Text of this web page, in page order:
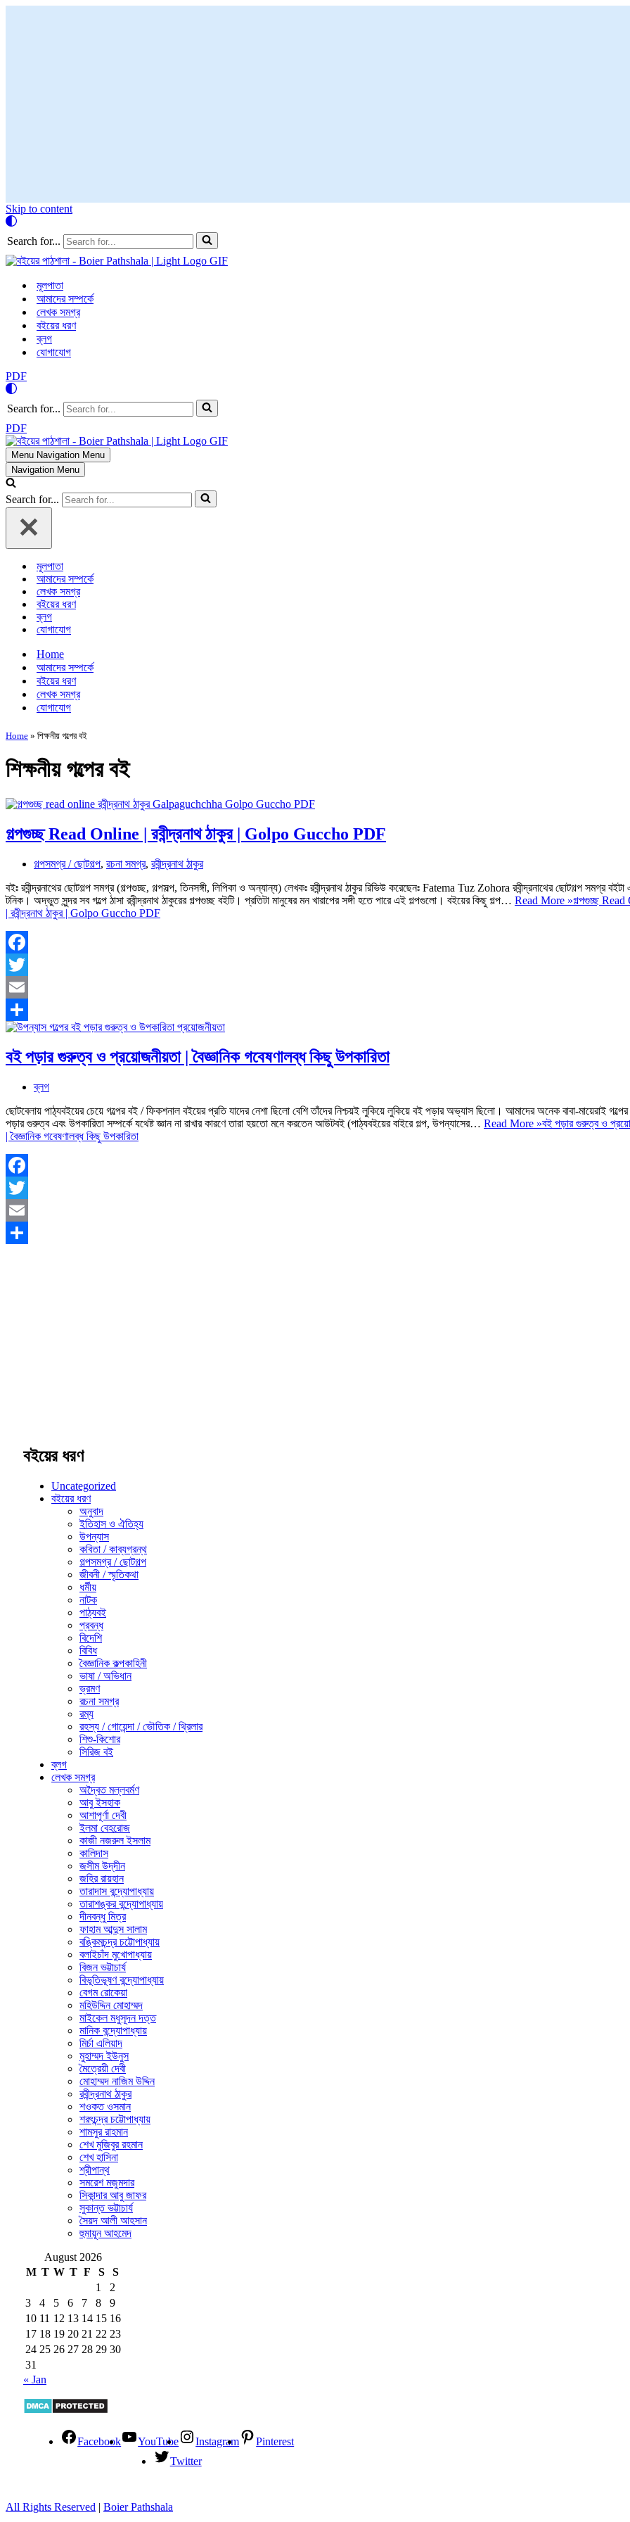
Skip to content
Search for...
মূলপাতা
আমাদের সম্পর্কে
লেখক সমগ্র
বইয়ের ধরণ
ব্লগ
যোগাযোগ
PDF
Search for...
PDF
Menu Navigation Menu
Navigation Menu
Search for...
মূলপাতা
আমাদের সম্পর্কে
লেখক সমগ্র
বইয়ের ধরণ
ব্লগ
যোগাযোগ
Home
আমাদের সম্পর্কে
বইয়ের ধরণ
লেখক সমগ্র
যোগাযোগ
Home » শিক্ষনীয় গল্পের বই
শিক্ষনীয় গল্পের বই
গল্পগুচ্ছ Read Online | রবীন্দ্রনাথ ঠাকুর | Golpo Guccho PDF
গল্পসমগ্র / ছোটগল্প, রচনা সমগ্র, রবীন্দ্রনাথ ঠাকুর
বইঃ রবীন্দ্রনাথের ছোটগল্প সমগ্র (গল্পগুচ্ছ, গল্পসল্প, তিনসঙ্গী, লিপিকা ও অন্যান্য) লেখকঃ রবীন্দ্রনাথ ঠাকুর রিভিউ করেছেনঃ Fatema Tuz Zohora রবীন্দ্রনাথের ছোটগল্প সমগ্র বইটা
টনিক। অদ্ভুত সুন্দর সব গল্পে ঠাসা রবীন্দ্রনাথ ঠাকুরের গল্পগুচ্ছ বইটি। প্রতিটা মানুষের মন খারাপের সঙ্গী হতে পারে এই গল্পগুলো। বইয়ের কিছু গল্প… Read More »গল্পগুচ্ছ
| রবীন্দ্রনাথ ঠাকুর | Golpo Guccho PDF
Facebook
Twitter
Email
Share
বই পড়ার গুরুত্ব ও প্রয়োজনীয়তা | বৈজ্ঞানিক গবেষণালব্ধ কিছু উপকারিতা
ব্লগ
ছোটবেলায় পাঠ্যবইয়ের চেয়ে গল্পের বই / ফিকশনাল বইয়ের প্রতি যাদের নেশা ছিলো বেশি তাঁদের নিশ্চয়ই লুকিয়ে লুকিয়ে বই পড়ার অভ্যাস ছিলো। আমাদের অনেক বাবা-মায়েরাই
পড়ার গুরুত্ব এবং উপকারিতা সম্পর্কে যথেষ্ট জ্ঞান না রাখার কারণে তারা হয়তো মনে করতেন আউটবই (পাঠ্যবইয়ের বাইরে গল্প, উপন্যাসের… Read More »বই পড়ার গুরুত্ব ও
| বৈজ্ঞানিক গবেষণালব্ধ কিছু উপকারিতা
Facebook
Twitter
Email
বইয়ের ধরণ
Uncategorized
বইয়ের ধরণ
অনুবাদ
ইতিহাস ও ঐতিহ্য
উপন্যাস
কবিতা / কাব্যগ্রন্থ
গল্পসমগ্র / ছোটগল্প
জীবনী / স্মৃতিকথা
ধর্মীয়
নাটক
পাঠ্যবই
প্রবন্ধ
বিদেশি
বিবিধ
বৈজ্ঞানিক কল্পকাহিনী
ভাষা / অভিধান
ভ্রমণ
রচনা সমগ্র
রম্য
রহস্য / গোয়েন্দা / ভৌতিক / থ্রিলার
শিশু-কিশোর
সিরিজ বই
ব্লগ
লেখক সমগ্র
অদ্বৈত মল্লবর্মণ
আবু ইসহাক
আশাপূর্ণা দেবী
ইলমা বেহরোজ
কাজী নজরুল ইসলাম
কালিদাস
জসীম উদ্‌দীন
জহির রায়হান
তারাদাস বন্দ্যোপাধ্যায়
তারাশঙ্কর বন্দ্যোপাধ্যায়
দীনবন্ধু মিত্র
ফাহাম আব্দুস সালাম
বঙ্কিমচন্দ্র চট্টোপাধ্যায়
বলাইচাঁদ মুখোপাধ্যায়
বিজন ভট্টাচার্য
বিভূতিভূষণ বন্দ্যোপাধ্যায়
বেগম রোকেয়া
মহিউদ্দিন মোহাম্মদ
মাইকেল মধুসূদন দত্ত
মানিক বন্দ্যোপাধ্যায়
মির্চা এলিয়াদ
মুহাম্মদ ইউনুস
মৈত্রেয়ী দেবী
মোহাম্মদ নাজিম উদ্দিন
রবীন্দ্রনাথ ঠাকুর
শওকত ওসমান
শরৎচন্দ্র চট্টোপাধ্যায়
শামসুর রাহমান
শেখ মুজিবুর রহমান
শেখ হাসিনা
শ্রীপান্থ
সমরেশ মজুমদার
সিকান্দার আবু জাফর
সুকান্ত ভট্টাচার্য
সৈয়দ আলী আহসান
হুমায়ূন আহমেদ
August 2026
M T W T F S
S
1
2
3
4 5 6 7 8
9
10 11 12 13 14 15 16
17 18 19 20 21 22 23
24 25 26 27 28 29 30
31
« Jan
Facebook YouTube Instagram
Pinterest
Twitter
All Rights Reserved | Boier Pathshala